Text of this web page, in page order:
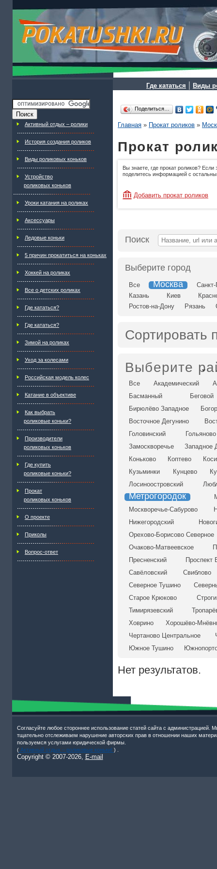
Где кататься | Виды
Активный отдых – ролики
История создания роликов
Виды роликовых коньков
Устройство
роликовых коньков
Уроки катания на роликах
Аксессуары
Ледовые коньки
5 причин прокатиться на коньках
Хоккей на роликах
Все о детских роликах
Где кататься?
Где кататься?
Зимой на роликах
Уход за колесами
Российская модель колес
Катание в объективе
Как выбрать
роликовые коньки?
Производители
роликовых коньков
Где купить
роликовые коньки?
Прокат
роликовых коньков
О проекте
Приколы
Вопрос-ответ
Поделиться…
Главная » Прокат роликов »
Прокат
Вы знаете, где прокат роликов? Если
поделитесь информацией с
Добавить прокат роликов
Поиск
Выберите город
Все Москва
Санкт-
Казань
Киев
Ростов-на-Дону
Рязань
Сортировать
Выберите
Все Академический
Басманный
Беговой
Бирюлёво Западное
Восточное Дегунино
Головинский
Гольяново
Замоскворечье
Западное
Коньково
Коптево
Кузьминки
Кунцево
Лосиноостровский
Метрогородок
Москворечье-Сабурово
Нижегородский
Орехово-Борисово Северное
Очаково-Матвеевское
Пресненский
Проспект
Савёловский
Свиблово
Северное Тушино
Старое Крюково
Тимирязевский
Ховрино
Хорошёво-
Чертаново Центральное
Южное Тушино
Нет результатов.
Согласуйте любое стороннее использование статей сайта с администрацией.
тщательно отслеживаем нарушение авторских прав в отношении наших
пользуемся услугами юридической фирмы.
(Активный отдых – роликовые коньки! ) .
Copyright © 2007-2026, E-mail